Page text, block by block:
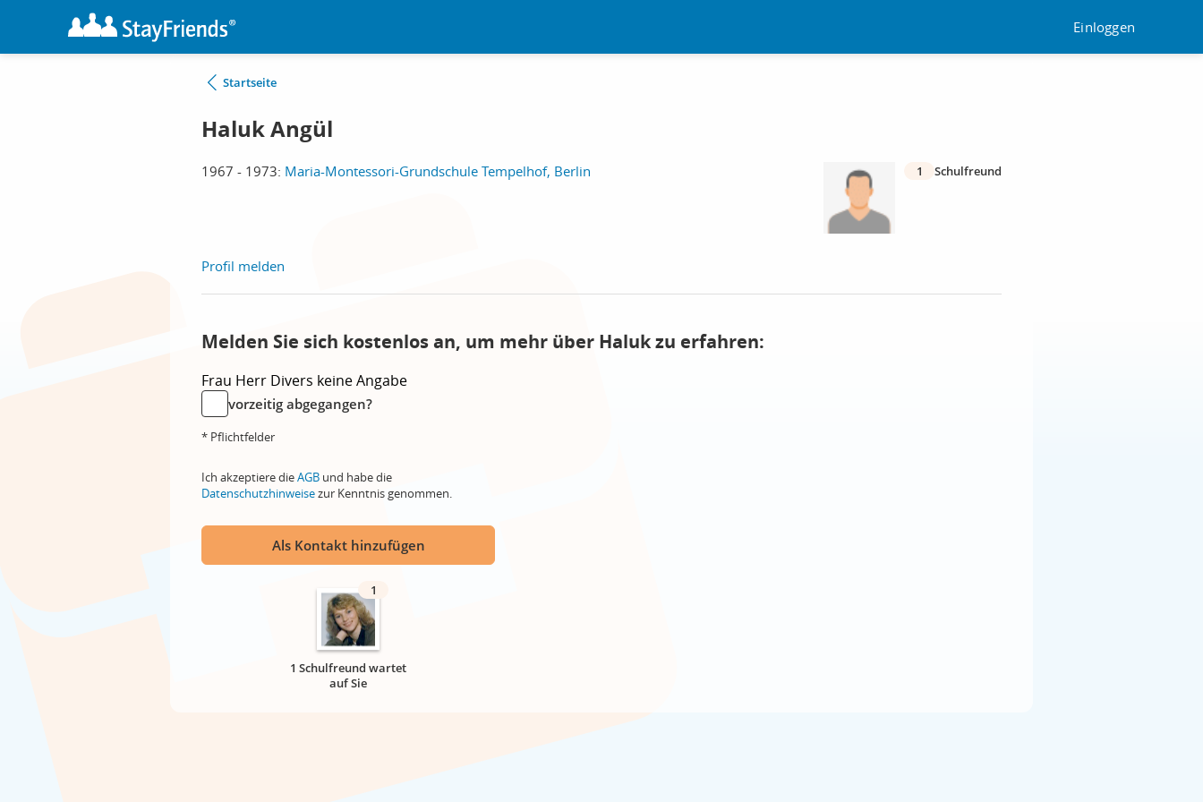
Einloggen
Startseite
Haluk Angül
1967 - 1973: Maria-Montessori-Grundschule Tempelhof, Berlin 1 Schulfreund
Profil melden
Melden Sie sich kostenlos an, um mehr über Haluk zu erfahren:
Frau Herr Divers keine Angabe
vorzeitig abgegangen?
* Pflichtfelder
Ich akzeptiere dieAGB und habe die
Datenschutzhinweisezur Kenntnis genommen.
Als Kontakt hinzufügen
1
1 Schulfreund wartet
auf Sie